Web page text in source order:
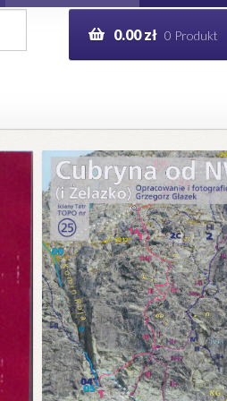
0.00zł 0 Produkt
Help in English